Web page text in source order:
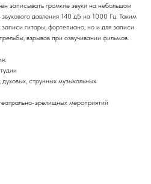
записывать громкие звуки на небольшом
давления 140 дБ на 1000 Гц. Таким
гитары, фортепиано, но и для записи
взрывов при озвучивании фильмов.
струнных музыкальных
зрелищных мероприятий